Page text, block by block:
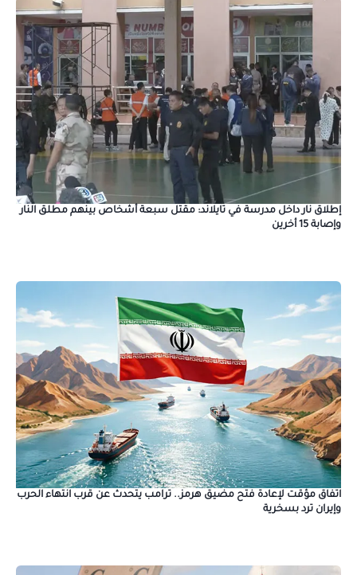
إطلاق نار داخل مدرسة في تايلاند: مقتل سبعة أشخاص بينهم مطلق النار
وإصابة 15 أخرين
اتفاق مؤقت لإعادة فتح مضيق هرمز.. ترامب يتحدث عن قرب انتهاء الحرب
وإيران ترد بسخرية